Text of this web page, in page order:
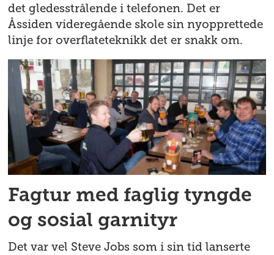
det gledesstrålende i telefonen. Det er
Åssiden videregående skole sin nyopprettede
linje for overflateteknikk det er snakk om.
Fagtur med faglig tyngde
og sosial garnityr
Det var vel Steve Jobs som i sin tid lanserte